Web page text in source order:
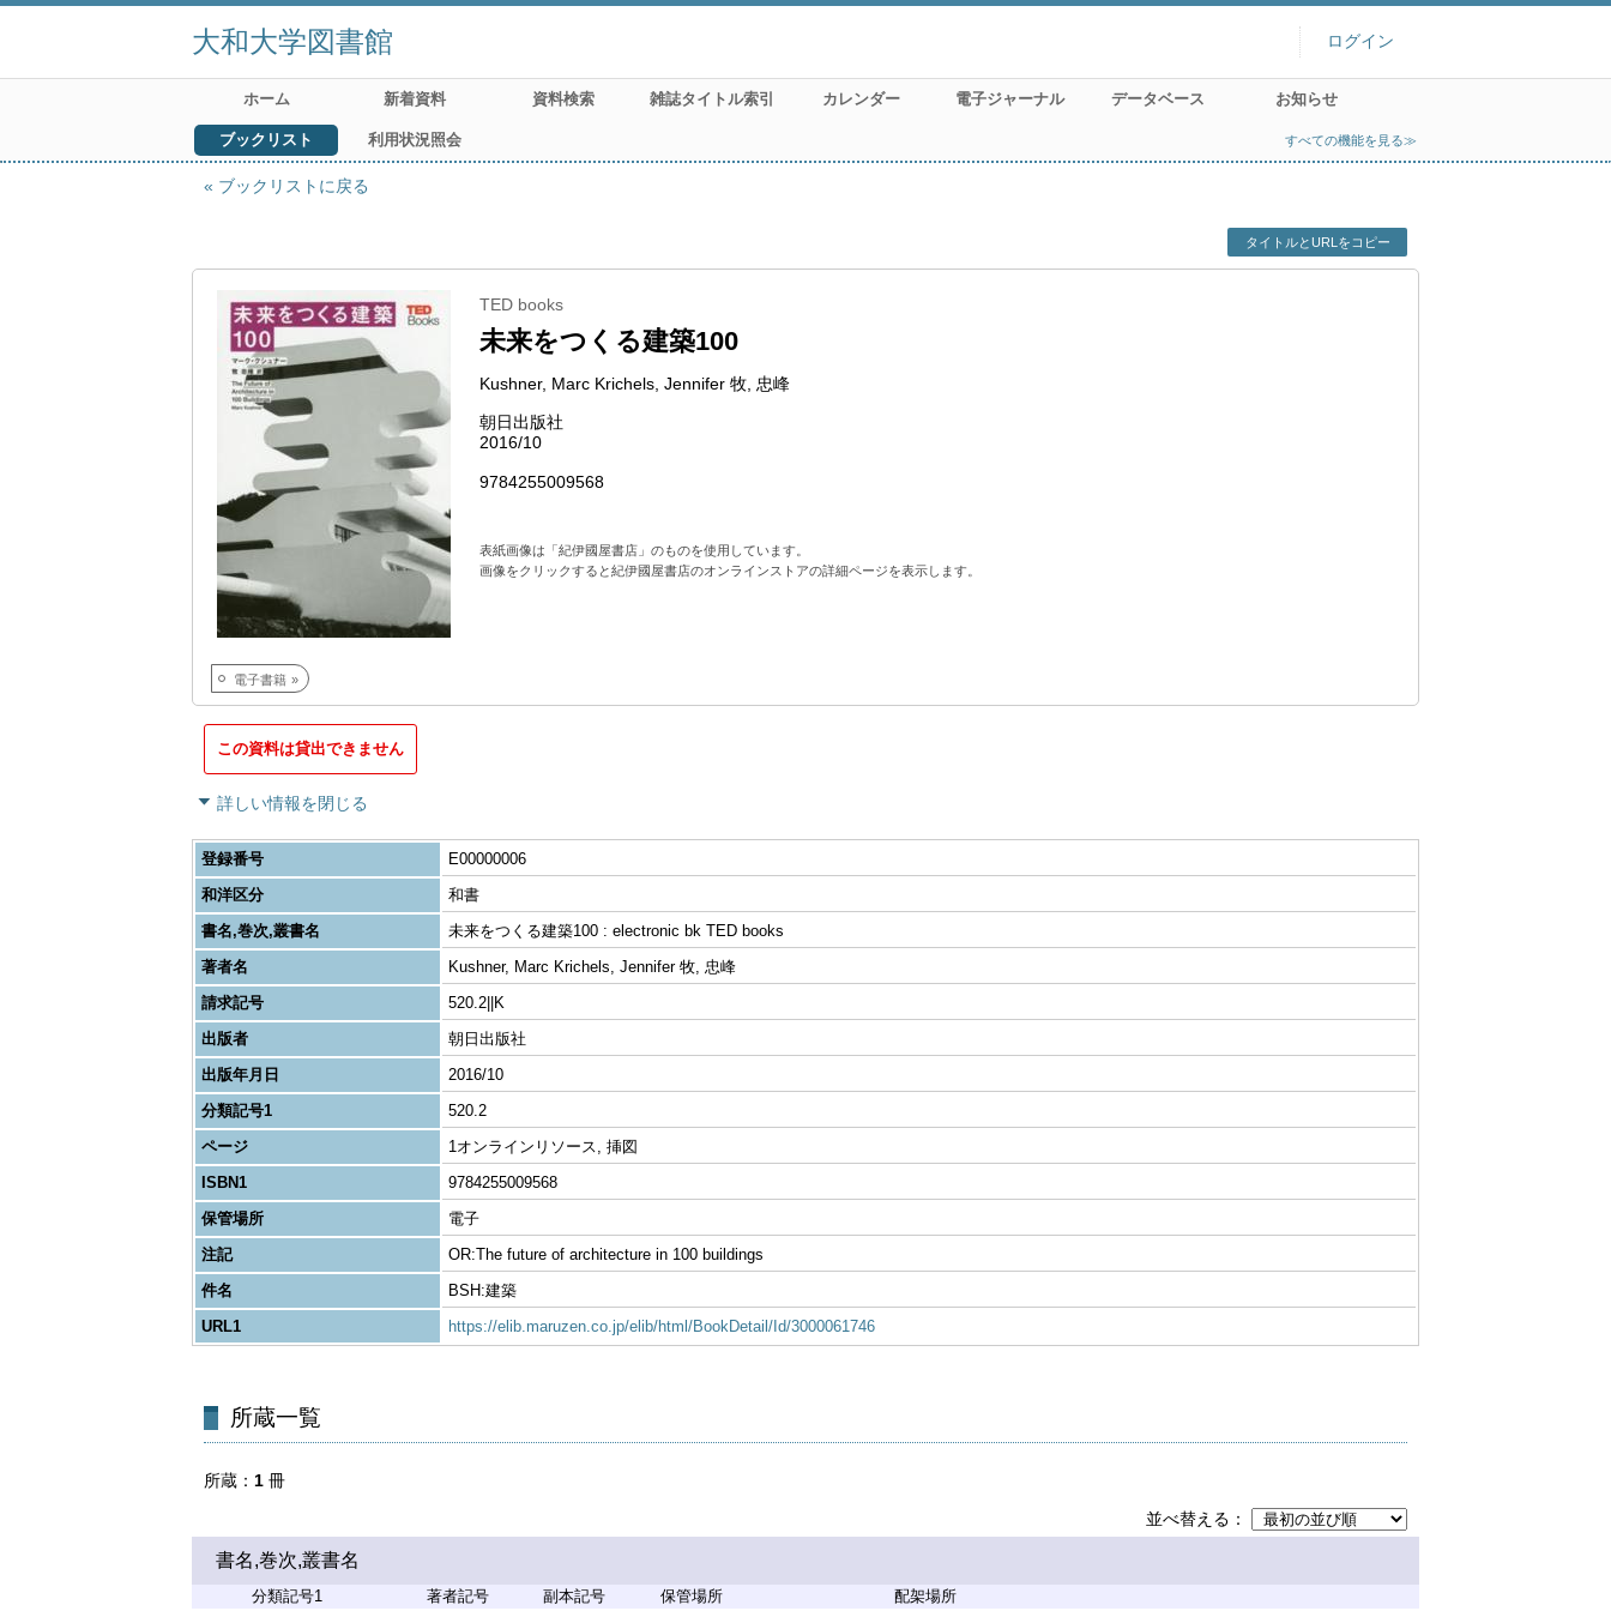
大和大学図書館 ログイン
ホーム 新着資料 資料検索 雑誌タイトル索引 カレンダー 電子ジャーナル データベース お知らせ
ブックリスト 利用状況照会 すべての機能を見る≫
ブックリストに戻る
タイトルとURLをコピー
TED books
未来をつくる建築100
Kushner, Marc Krichels, Jennifer 牧, 忠峰
朝日出版社
2016/10
9784255009568
表紙画像は「紀伊國屋書店」のものを使用しています。
画像をクリックすると紀伊國屋書店のオンラインストアの詳細ページを表示します。
電子書籍
この資料は貸出できません
詳しい情報を閉じる
登録番号
E00000006
和洋区分
和書
書名,巻次,叢書名
未来をつくる建築100 : electronic bk TED books
著者名
Kushner, Marc Krichels, Jennifer 牧, 忠峰
請求記号
520.2||K
出版者
朝日出版社
出版年月日
2016/10
分類記号1
520.2
ページ
1オンラインリソース, 挿図
ISBN1
9784255009568
保管場所
電子
注記
OR:The future of architecture in 100 buildings
件名
BSH:建築
URL1
https://elib.maruzen.co.jp/elib/html/BookDetail/Id/3000061746
所蔵一覧
所蔵 1 冊
並べ替える
書名,巻次,叢書名
分類記号1 著者記号 副本記号 保管場所 配架場所